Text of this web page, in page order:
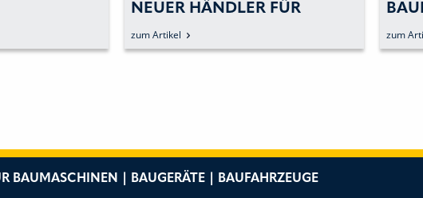
NEUER HÄNDLER FÜR
HYUNDAI IN THÜRINGEN
zum Artikel zum
BAUMASCHINEN | BAUGERÄTE | BAUFAHRZEUGE